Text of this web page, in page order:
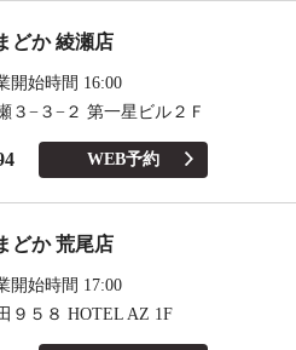
どか 綾瀬店
開始時間 16:00
３−３−２ 第一星ビル２Ｆ
WEB予約
どか 荒尾店
開始時間 17:00
９５８ HOTEL AZ 1F